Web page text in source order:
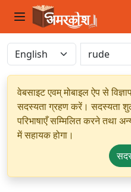
वेबसाइट एवम् मोबाइल ऐप से
सदस्यता ग्रहण करें। सदस्यता
परिभाषाएँ सम्मिलित करने तथा
में सहायक होगा।